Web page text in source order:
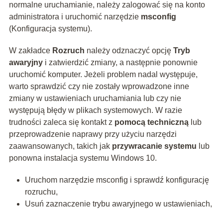
normalne uruchamianie, należy zalogować się na konto
administratora i uruchomić narzędzie msconfig
(Konfiguracja systemu).
W zakładce Rozruch należy odznaczyć opcję Tryb
awaryjnyi zatwierdzić zmiany, a następnie ponownie
uruchomić komputer. Jeżeli problem nadal występuje,
warto sprawdzić czy nie zostały wprowadzone inne
zmiany w ustawieniach uruchamiania lub czy nie
występują błędy w plikach systemowych. W razie
trudności zaleca się kontakt z pomocą technicznąlub
przeprowadzenie naprawy przy użyciu narzędzi
zaawansowanych, takich jak przywracanie systemu lub
ponowna instalacja systemu Windows 10.
Uruchom narzędzie msconfig i sprawdź konfigurację
rozruchu,
Usuń zaznaczenie trybu awaryjnego w ustawieniach,